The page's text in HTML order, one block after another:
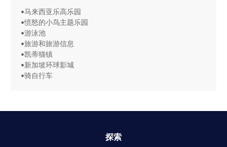
•马来西亚乐高乐园
•愤怒的小鸟主题乐园
•游泳池
•旅游和旅游信息
•凯蒂猫镇
•新加坡环球影城
•骑自行车
探索